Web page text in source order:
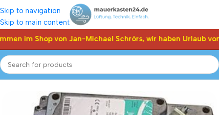
Skip to navigation
Skip to main content
im Shop von Jan-Michael Schrörs, wir haben Urlaub
Joventa Springback Stellantriebe mit Federrücklauf 20Nm